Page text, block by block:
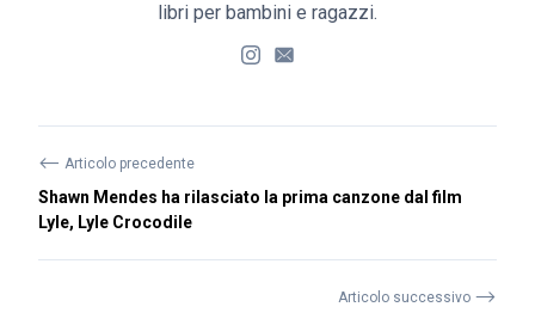
libri per bambini e ragazzi.
⟵ Articolo precedente
Shawn Mendes ha rilasciato la prima canzone dal film
Lyle, Lyle Crocodile
Articolo successivo ⟶